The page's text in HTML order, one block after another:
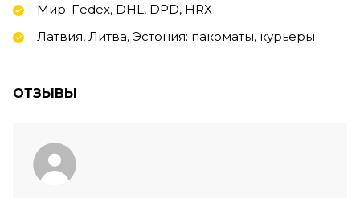
Мир: Fedex, DHL, DPD, HRX
Латвия, Литва, Эстония: пакоматы, курьеры
ОТЗЫВЫ